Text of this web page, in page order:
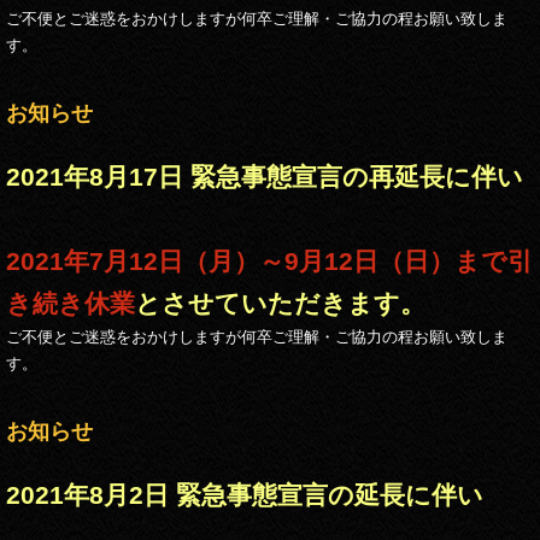
ご不便とご迷惑をおかけしますが何卒ご理解・ご協力の程お願い致しま
す。
お知らせ
2021年8月17日 緊急事態宣言の再延長に伴い
2021年7月12日（月）～9月12日（日）まで引
き続き休業とさせていただきます。
ご不便とご迷惑をおかけしますが何卒ご理解・ご協力の程お願い致しま
す。
お知らせ
2021年8月2日 緊急事態宣言の延長に伴い